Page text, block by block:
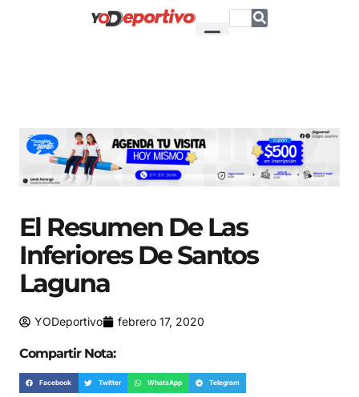
El Resumen De Las
Inferiores De Santos
Laguna
YODeportivo febrero 17, 2020
Compartir Nota:
Facebook Twitter WhatsApp Telegram